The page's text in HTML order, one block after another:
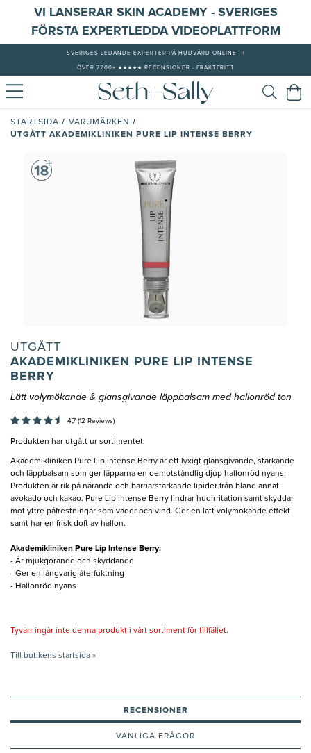
VI LANSERAR SKIN ACADEMY - SVERIGES
FÖRSTA EXPERTLEDDA VIDEOPLATTFORM
SVERIGES LEDANDE EXPERTER PÅ HUDVÅRD ONLINE
ÖVER 7200+ ★★★★★ RECENSIONER - FRAKTFRITT
STARTSIDA / VARUMÄRKEN /
UTGÅTT AKADEMIKLINIKEN PURE LIP INTENSE BERRY
UTGÅTT
AKADEMIKLINIKEN PURE LIP INTENSE
BERRY
Lätt volymökande & glansgivande läppbalsam med hallonröd ton
4,7 (12 Reviews)
Produkten har utgått ur sortimentet.
Akademikliniken Pure Lip Intense Berry är ett lyxigt glansgivande, stärkande
och läppbalsam som ger läpparna en oemotståndlig djup hallonröd nyans.
Produkten är rik på närande och barriärstärkande lipider från bland annat
avokado och kakao. Pure Lip Intense Berry lindrar hudirritation samt skyddar
mot yttre påfrestningar som väder och vind. Ger en lätt volymökande effekt
samt har en frisk doft av hallon.
Akademikliniken Pure Lip Intense Berry:
- Är mjukgörande och skyddande
- Ger en långvarig återfuktning
- Hallonröd nyans
Tyvärr ingår inte denna produkt i vårt sortiment för tillfället.
Till butikens startsida »
RECENSIONER
VANLIGA FRÅGOR